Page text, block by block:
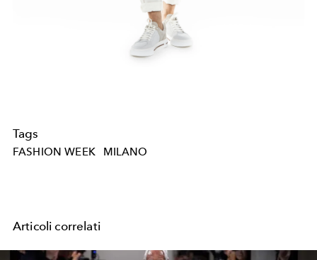
Tags
FASHION WEEK MILANO
Articoli correlati